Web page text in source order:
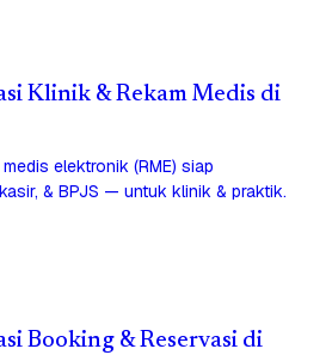
Klinik & Rekam Medis di
elektronik (RME) siap
& BPJS — untuk klinik & praktik.
Booking & Reservasi di